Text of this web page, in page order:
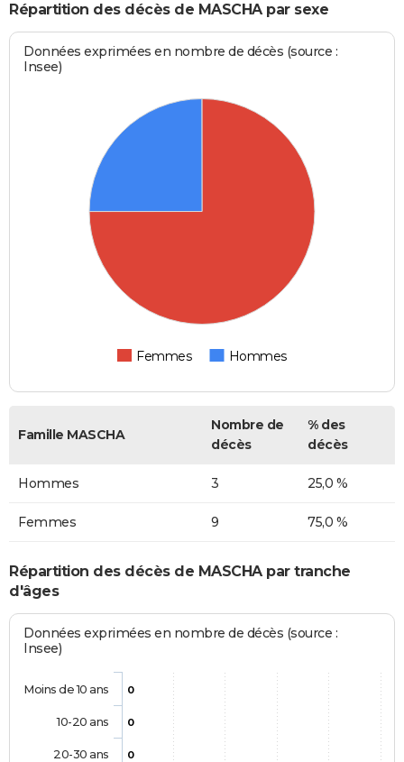
Répartition des décès de MASCHA par sexe
Données exprimées en nombre de décès (source :
Insee)
Femmes Hommes
Famille MASCHA
Nombre de
décès
% des
décès
Hommes 3 25,0 %
Femmes 9 75,0 %
Répartition des décès de MASCHA par tranche
d'âges
Données exprimées en nombre de décès (source :
Insee)
0
0
0
Moins de 10 ans
10-20 ans
20-30 ans